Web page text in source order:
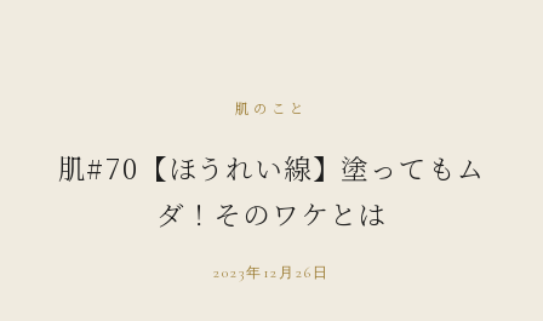
肌のこと
肌#70【ほうれい線】塗ってもム
ダ！そのワケとは
2023年12月26日